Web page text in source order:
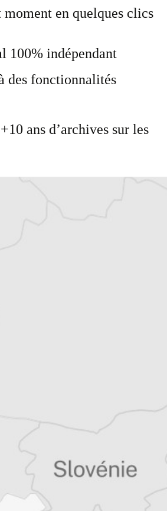
en quelques clics
100% indépendant
des fonctionnalités
ans d’archives sur les